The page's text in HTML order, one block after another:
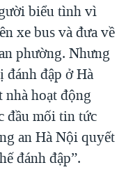
biểu tình vì
xe bus và đưa về
phường. Nhưng
đập ở Hà
hoạt động
đầu mối tin tức
an Hà Nội quyết
đánh đập”.